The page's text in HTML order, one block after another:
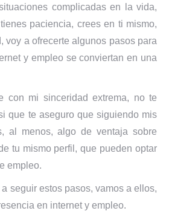
complicadas en la vida,
paciencia, crees en ti mismo,
voy a ofrecerte algunos pasos para
y empleo se conviertan en una
con mi sinceridad extrema, no te
que te aseguro que siguiendo mis
al menos, algo de ventaja sobre
tu mismo perfil, que pueden optar
empleo.
seguir estos pasos, vamos a ellos,
en internet y empleo.